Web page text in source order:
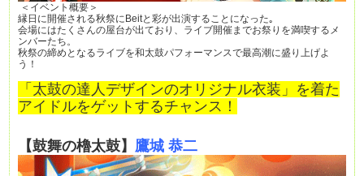
＜イベント概要＞
縁日に開催される秋祭にBeitと彩が出演することになった｡
会場にはたくさんの屋台が出ており、ライブ開催までお祭りを満喫するメ
ンバーたち。
秋祭の締めとなるライブを和太鼓パフォーマンスで最高潮に盛り上げよ
う！
「太鼓の達人デザインのオリジナル衣装」を着た
アイドルをゲットするチャンス！
【鼓舞の櫓太鼓】 鷹城 恭二